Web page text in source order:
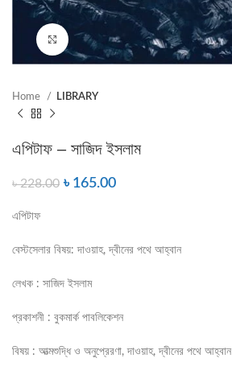
Click to enlarge
Home LIBRARY
এপিটাফ – সাজিদ ইসলাম
৳228.00 ৳ 165.00
এপিটাফ
বেস্টসেলার বিষয়: দাওয়াহ, দ্বীনের পথে আহ্বান
লেখক : সাজিদ ইসলাম
প্রকাশনী : বুকমার্ক পাবলিকেশন
বিষয় : আত্মশুদ্ধি ও অনুপ্রেরণা, দাওয়াহ, দ্বীনের পথে আহ্বান